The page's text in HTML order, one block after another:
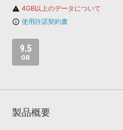
APS
SLS
warning 4GB以上のデータについて
info_outline 使用許諾契約書
9.5
GB
製品概要